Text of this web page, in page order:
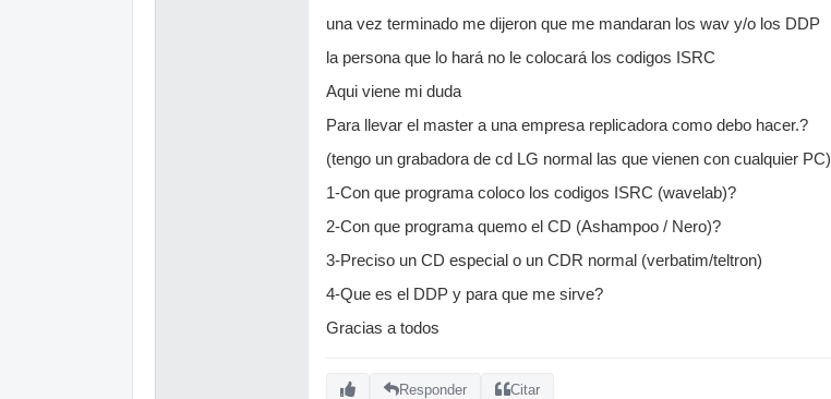
una vez terminado me dijeron que me mandaran los wav y/o los DDP
la persona que lo hará no le colocará los codigos ISRC
Aqui viene mi duda
Para llevar el master a una empresa replicadora como debo hacer.?
(tengo un grabadora de cd LG normal las que vienen con cualquier PC)
1-Con que programa coloco los codigos ISRC (wavelab)?
2-Con que programa quemo el CD (Ashampoo / Nero)?
3-Preciso un CD especial o un CDR normal (verbatim/teltron)
4-Que es el DDP y para que me sirve?
Gracias a todos
Responder Citar